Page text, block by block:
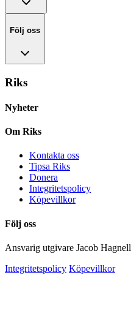
Följ oss
Riks
Nyheter
Om Riks
Kontakta oss
Tipsa Riks
Donera
Integritetspolicy
Köpevillkor
Följ oss
Ansvarig utgivare Jacob Hagnell
Integritetspolicy Köpevillkor